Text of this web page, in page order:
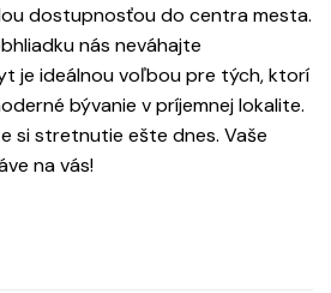
dostupnosťou do centra mesta.
nás neváhajte
je ideálnou voľbou pre tých, ktorí
bývanie v príjemnej lokalite.
si stretnutie ešte dnes. Vaše
na vás!